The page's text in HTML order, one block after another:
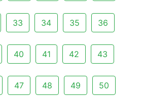
33 34 35 36
40 41 42 43
47 48 49 50